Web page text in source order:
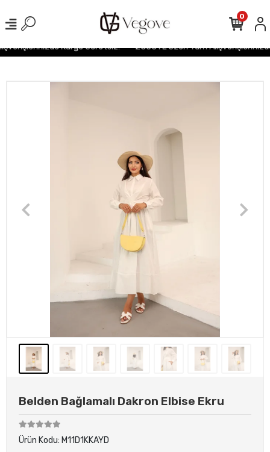
Kargo Ücretsiz! 2500TL Üzeri Tüm
0
Belden Bağlamalı Dakron Elbise Ekru
Ürün Kodu: M11D1KKAYD